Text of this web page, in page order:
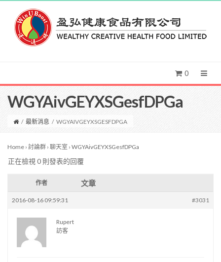
0
WGYAivGEYXSGesfDPGa
/ 最新消息 / WGYAIVGEYXSGESFDPGA
Home › 討論群 › 聊天室 › WGYAivGEYXSGesfDPGa
正在檢視 0 則發表的回覆
作者 文章
2016-08-16 09:59:31 #3031
Rupert
訪客